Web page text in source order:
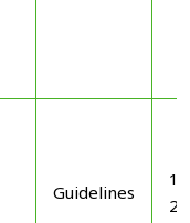
Guidelines